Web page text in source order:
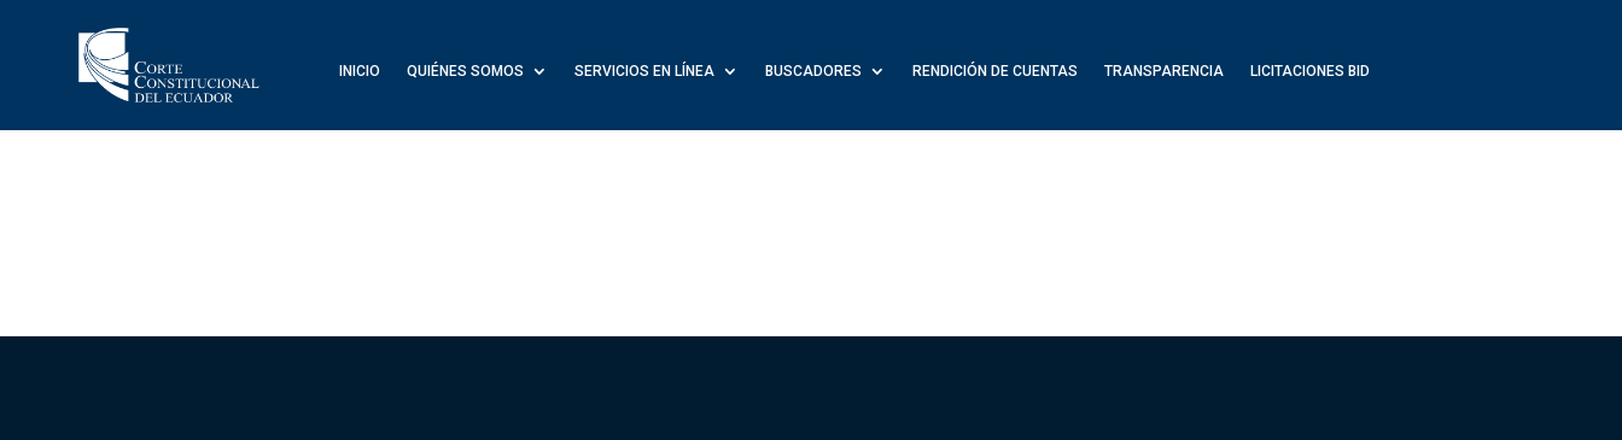
INICIO QUIÉNES SOMOS SERVICIOS EN LÍNEA BUSCADORES RENDICIÓN DE CUENTAS TRANSPARENCIA LICITACIONES BID